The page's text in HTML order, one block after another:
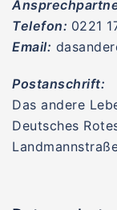
Telefon: 0221
Email:
Postanschrift:
Das andere
Deutsches